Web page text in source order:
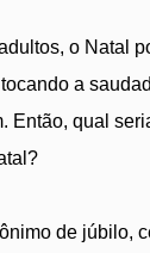
o Natal
a
Então, qual
de júbilo,